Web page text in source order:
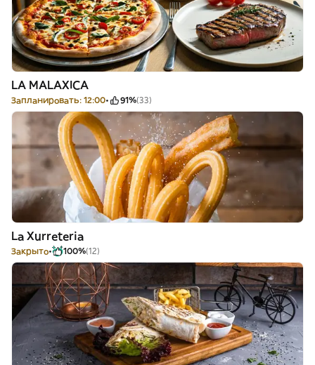
LA MALAXICA
Запланировать: 12:00 91%(33)
La Xurreteria
Закрыто 100%(12)